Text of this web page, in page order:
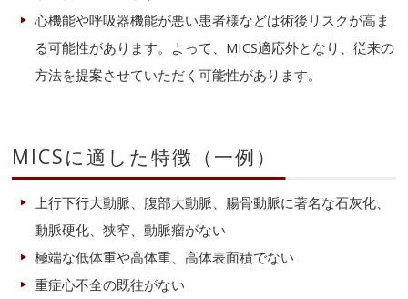
心機能や呼吸器機能が悪い患者様などは術後リスクが高ま
る可能性があります。よって、MICS適応外となり、従来の
方法を提案させていただく可能性があります。
MICSに適した特徴（一例）
上行下行大動脈、腹部大動脈、腸骨動脈に著名な石灰化、
動脈硬化、狭窄、動脈瘤がない
極端な低体重や高体重、高体表面積でない
重症心不全の既往がない